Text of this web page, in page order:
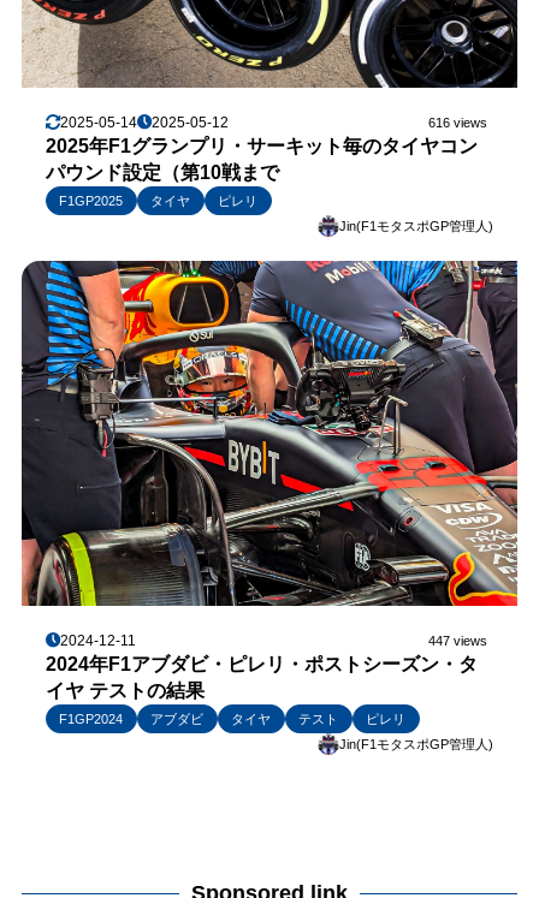
2025-05-14 2025-05-12 616 views
2025年F1グランプリ・サーキット毎のタイヤコン
パウンド設定（第10戦まで
F1GP2025 タイヤ
ピレリ
Jin(F1モタスポGP管理人)
2024-12-11 447 views
2024年F1アブダビ・ピレリ・ポストシーズン・タ
イヤ テストの結果
F1GP2024 アブダビ タイヤ テスト
ピレリ
Jin(F1モタスポGP管理人)
Sponsored link